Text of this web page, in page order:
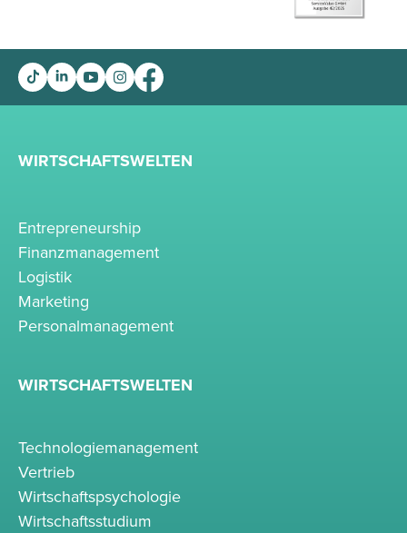
WIRTSCHAFTSWELTEN
Entrepreneurship
Finanzmanagement
Logistik
Marketing
Personalmanagement
WIRTSCHAFTSWELTEN
Technologiemanagement
Vertrieb
Wirtschaftspsychologie
Wirtschaftsstudium